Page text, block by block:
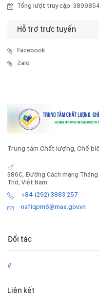
Tổng lượt truy cập:
Hỗ trợ trực tuyến
Facebook
Zalo
Trung tâm Chất lượng, Chế
386C, Đường Cách mạng Tháng
Thơ, Việt Nam
+84 (292) 3883 257
nafiqpm6@mae.gov.vn
Đối tác
#
Liên kết